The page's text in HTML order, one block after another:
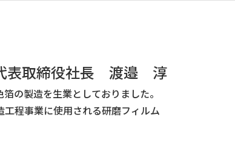
表取締役社長 渡邉 淳
の製造を生業としておりました。
程事業に使用される研磨フィルム